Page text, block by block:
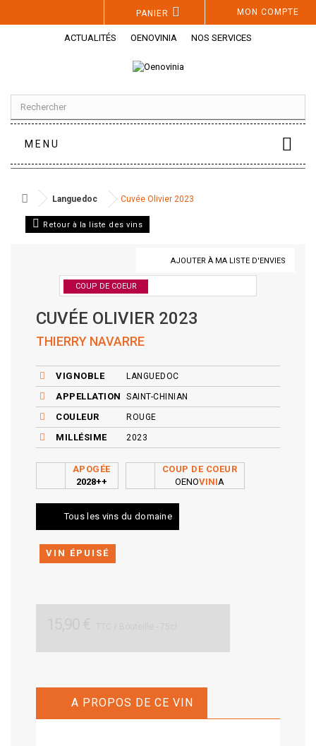
MON COMPTE
PANIER
ACTUALITÉS OENOVINIA NOS SERVICES
MENU
Languedoc Cuvée Olivier 2023
AJOUTER À MA LISTE D'ENVIES
Retour à la liste des vins
COUP DE COEUR
CUVÉE OLIVIER 2023
THIERRY NAVARRE
VIGNOBLE LANGUEDOC
APPELLATION SAINT-CHINIAN
COULEUR ROUGE
MILLÉSIME 2023
APOGÉE
2028++
COUP DE COEUR
OENOVINIA
Tous les vins du domaine
VIN ÉPUISÉ
A PROPOS DE CE VIN